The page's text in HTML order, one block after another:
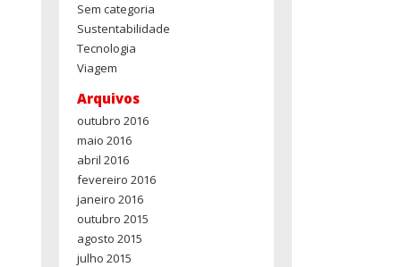
Sem categoria
Sustentabilidade
Tecnologia
Viagem
Arquivos
outubro 2016
maio 2016
abril 2016
fevereiro 2016
janeiro 2016
outubro 2015
agosto 2015
julho 2015